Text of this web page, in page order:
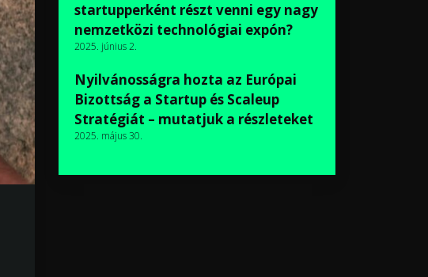
startupperként részt venni egy nagy
nemzetközi technológiai expón?
2025. június 2.
Nyilvánosságra hozta az Európai
Bizottság a Startup és Scaleup
Stratégiát – mutatjuk a részleteket
2025. május 30.